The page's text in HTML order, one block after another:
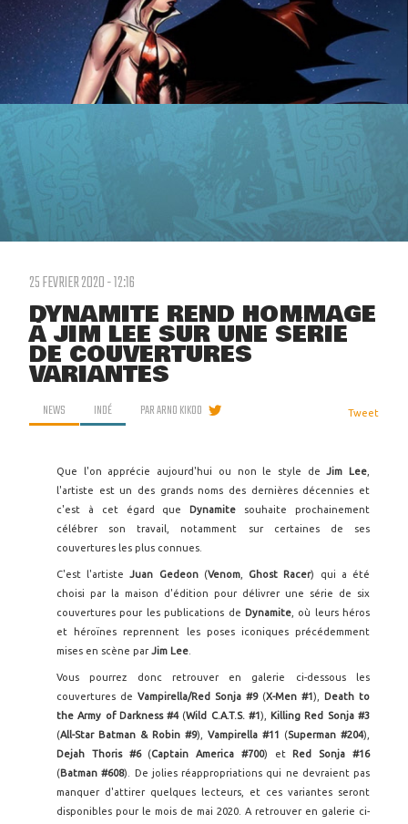
25 FEVRIER 2020 - 12:16
DYNAMITE REND HOMMAGE
À JIM LEE SUR UNE SÉRIE
DE COUVERTURES
VARIANTES
NEWS INDÉ PARARNO KIKOO Tweet
Que l'on apprécie aujourd'hui ou non le style deJim Lee
l'artiste est un des grands noms des dernières décennies et
c'est à cet égard que Dynamite souhaite prochainement
célébrer son travail, notamment sur certaines de ses
couvertures les plus connues.
C'est l'artisteJuan Gedeon (Venom, Ghost Racer) qui a été
choisi par la maison d'édition pour délivrer une série de six
couvertures pour les publications de Dynamite, où leurs héros
et héroïnes reprennent les poses iconiques précédemment
mises en scène parJim Lee
Vous pourrez donc retrouver en galerie ci-dessous les
couvertures de Vampirella/Red Sonja #9 (X-Men #1), Death to
the Army of Darkness #4 (Wild C.A.T.S. #1), Killing Red Sonja #3
(All-Star Batman & Robin #9), Vampirella #11 (Superman #204),
Dejah Thoris #6 (Captain America #700) et Red Sonja #16
(Batman #608). De jolies réappropriations qui ne devraient pas
manquer d'attirer quelques lecteurs, et ces variantes seront
disponibles pour le mois de mai 2020. A retrouver en galerie ci-